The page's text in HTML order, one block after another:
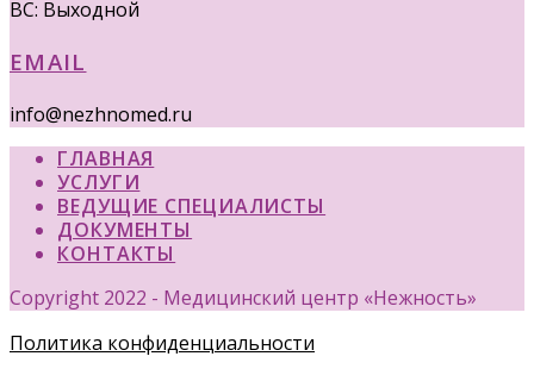
ВС: Выходной
EMAIL
info@nezhnomed.ru
ГЛАВНАЯ
УСЛУГИ
ВЕДУЩИЕ СПЕЦИАЛИСТЫ
ДОКУМЕНТЫ
КОНТАКТЫ
Copyright 2022 - Медицинский центр «Нежность»
Политика конфиденциальности